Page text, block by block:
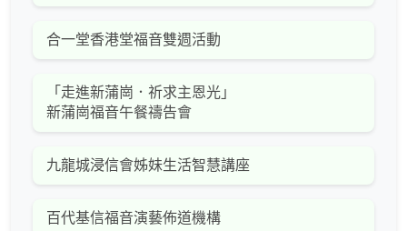
合一堂香港堂福音雙週活動
「走進新蒲崗．祈求主恩光」
新蒲崗福音午餐禱告會
九龍城浸信會姊妹生活智慧講座
百代基信福音演藝佈道機構